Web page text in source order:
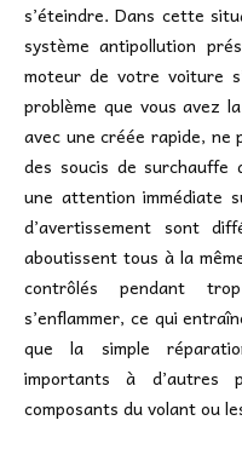
s’éteindre. Dans cette
système antipollution
moteur de votre voiture
problème que vous avez
avec une créée rapide,
des soucis de
une attention immédiate
d’avertissement sont
aboutissent tous à la
contrôlés pendant
s’enflammer, ce qui
que la simple
importants à d’autres
composants du volant ou